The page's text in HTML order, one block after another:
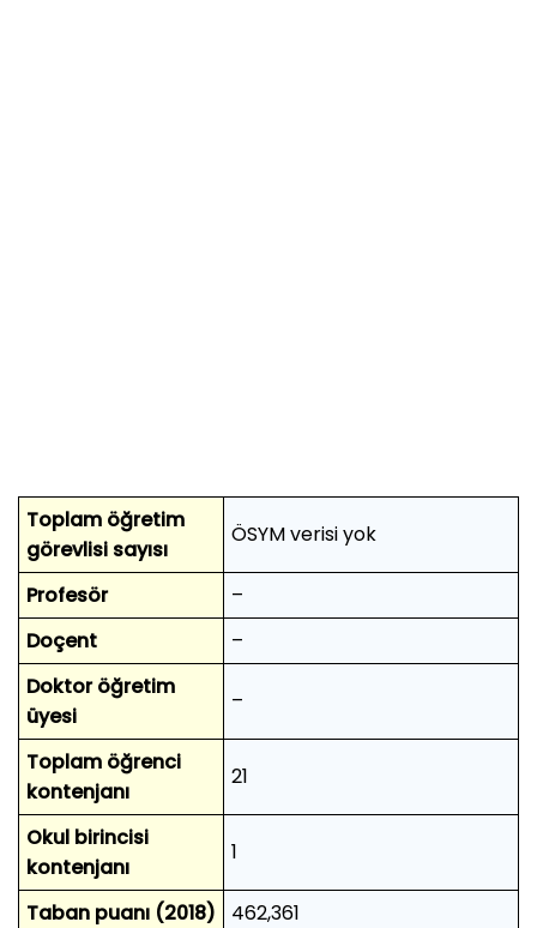
Toplam öğretim
görevlisi sayısı
ÖSYM verisi yok
Profesör
–
Doçent
–
Doktor öğretim
üyesi
–
Toplam öğrenci
kontenjanı
21
Okul birincisi
kontenjanı
1
Taban puanı (2018)
462,361